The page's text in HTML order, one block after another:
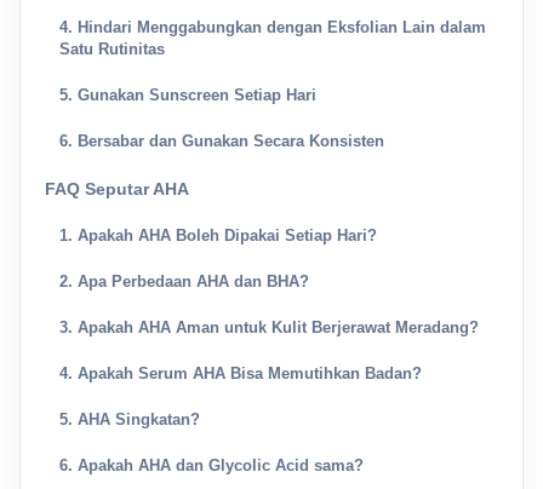
4. Hindari Menggabungkan dengan Eksfolian Lain dalam
Satu Rutinitas
5. Gunakan Sunscreen Setiap Hari
6. Bersabar dan Gunakan Secara Konsisten
FAQ Seputar AHA
1. Apakah AHA Boleh Dipakai Setiap Hari?
2. Apa Perbedaan AHA dan BHA?
3. Apakah AHA Aman untuk Kulit Berjerawat Meradang?
4. Apakah Serum AHA Bisa Memutihkan Badan?
5. AHA Singkatan?
6. Apakah AHA dan Glycolic Acid sama?